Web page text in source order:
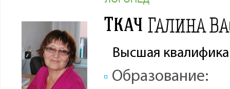
Ткач Галина
Высшая
Образование: